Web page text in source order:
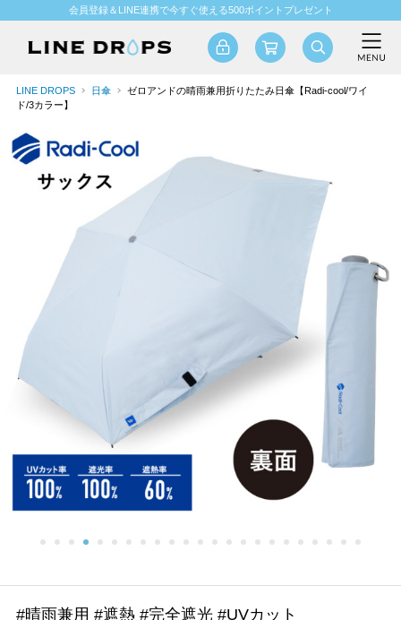
会員登録＆LINE連携で今すぐ使える500ポイントプレゼント
LINE DROPS 日傘
ゼロアンドの晴雨兼用折りたたみ日傘【Radi-cool/ワイ
ド/3カラー】
#晴雨兼用 #遮熱 #完全遮光 #UVカット